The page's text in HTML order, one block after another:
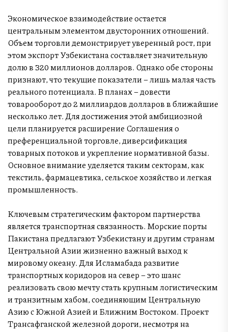
Экономическое взаимодействие остается
центральным элементом двусторонних отношений.
Объем торговли демонстрирует уверенный рост, при
этом экспорт Узбекистана составляет значительную
долю в 320 миллионов долларов. Однако обе стороны
признают, что текущие показатели – лишь малая часть
реального потенциала. В планах – довести
товарооборот до 2 миллиардов долларов в ближайшие
несколько лет. Для достижения этой амбициозной
цели планируется расширение Соглашения о
преференциальной торговле, диверсификация
товарных потоков и укрепление нормативной базы.
Основное внимание уделяется таким секторам, как
текстиль, фармацевтика, сельское хозяйство и легкая
промышленность.
Ключевым стратегическим фактором партнерства
является транспортная связанность. Морские порты
Пакистана предлагают Узбекистану и другим странам
Центральной Азии жизненно важный выход к
мировому океану. Для Исламабада развитие
транспортных коридоров на север – это шанс
реализовать свою мечту стать крупным логистическим
и транзитным хабом, соединяющим Центральную
Азию с Южной Азией и Ближним Востоком. Проект
Трансафганской железной дороги, несмотря на